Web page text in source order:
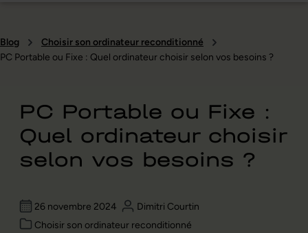
Blog
Choisir son ordinateur reconditionné
PC Portable ou Fixe : Quel ordinateur choisir selon vos besoins ?
PC Portable ou Fixe :
Quel ordinateur choisir
selon vos besoins ?
26 novembre 2024
Dimitri Courtin
Choisir son ordinateur reconditionné